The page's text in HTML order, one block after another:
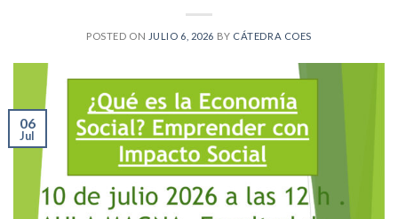
POSTED ON JULIO 6, 2026 BY CÁTEDRA COES
06
Jul